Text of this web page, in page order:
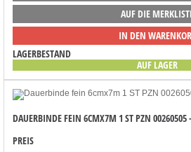
AUF DIE
IN DEN
LAGERBESTAND
AUF LAGER
DAUERBINDE FEIN 6CMX7M 1 ST PZN 00260505
PREIS